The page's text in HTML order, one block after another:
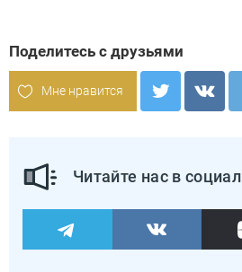
Поделитесь с друзьями
Мне нравится
Читайте нас в